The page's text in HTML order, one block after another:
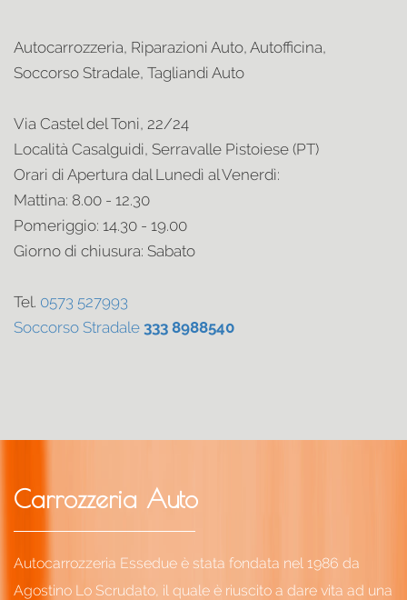
Autocarrozzeria, Riparazioni Auto, Autofficina,
Soccorso Stradale, Tagliandi Auto
Via Castel del Toni, 22/24
Località Casalguidi, Serravalle Pistoiese (PT)
Orari di Apertura dal Lunedì al Venerdì:
Mattina: 8.00 - 12.30
Pomeriggio: 14.30 - 19.00
Giorno di chiusura: Sabato
Tel. 0573 527993
Soccorso Stradale 333 8988540
Carrozzeria Auto
Autocarrozzeria Essedue è stata fondata nel 1986 da
Agostino Lo Scrudato, il quale è riuscito a dare vita ad una